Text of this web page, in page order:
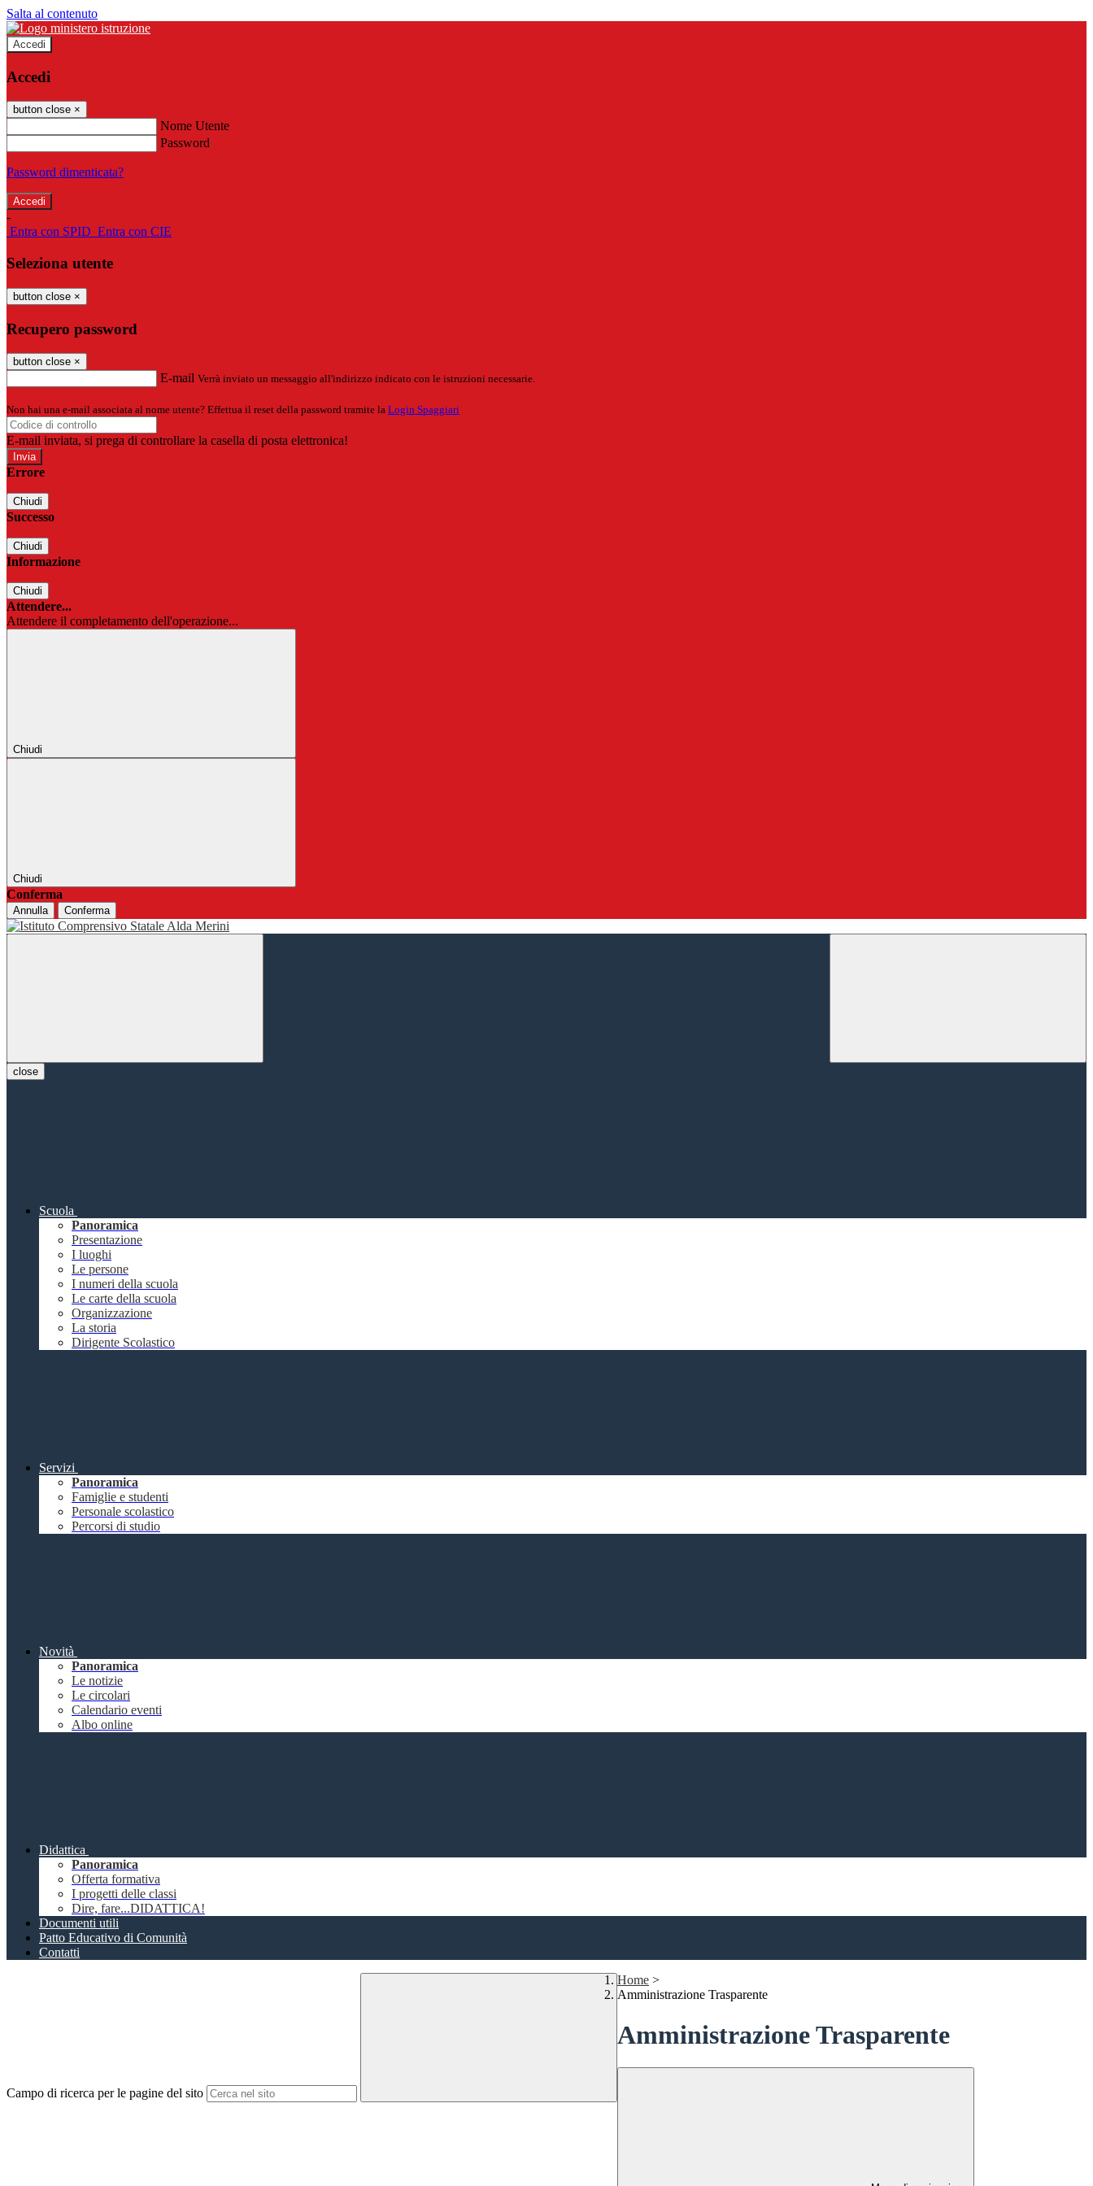
Salta al contenuto
Accedi
Accedi
button close ×
Nome Utente
Password
Password dimenticata?
-
Entra con SPID Entra con CIE
Seleziona utente
button close ×
Recupero password
button close ×
E-mail Verrà inviato un messaggio all'indirizzo indicato con le istruzioni necessarie.
Non hai una e-mail associata al nome utente? Effettua il reset della password tramite la Login Spaggiari
E-mail inviata, si prega di controllare la casella di posta elettronica!
Errore
Chiudi
Successo
Chiudi
Informazione
Chiudi
Attendere...
Attendere il completamento dell'operazione...
Chiudi
Chiudi
Conferma
Annulla Conferma
close
Scuola
Panoramica
Presentazione
I luoghi
Le persone
I numeri della scuola
Le carte della scuola
Organizzazione
La storia
Dirigente Scolastico
Servizi
Panoramica
Famiglie e studenti
Personale scolastico
Percorsi di studio
Novità
Panoramica
Le notizie
Le circolari
Calendario eventi
Albo online
Didattica
Panoramica
Offerta formativa
I progetti delle classi
Dire, fare...DIDATTICA!
Documenti utili
Patto Educativo di Comunità
Contatti
Campo di ricerca per le pagine del sito
Home >
Amministrazione Trasparente
Amministrazione Trasparente